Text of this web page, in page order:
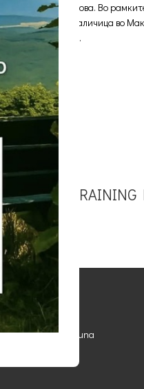
Ангела Ш. Иванова. Во
Парк Галичица во
& Soška.
SMART TRAINING
annually
of the fauna